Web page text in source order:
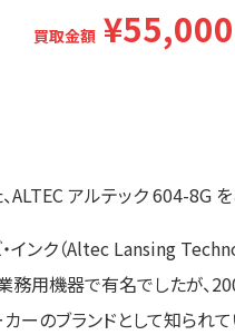
買取金額 ¥55,000
アルテック 604-8G を
・インク（Altec Lansing
用機器で有名でしたが、
のブランドとして知られて